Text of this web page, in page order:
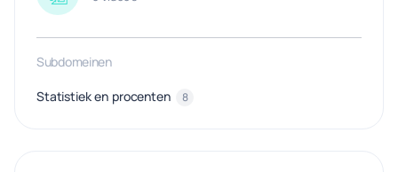
Subdomeinen
Statistiek en procenten 8